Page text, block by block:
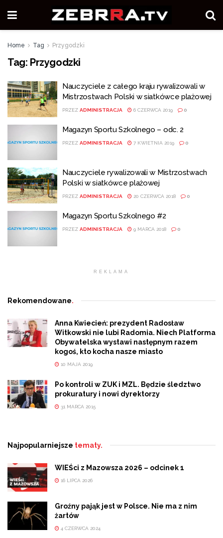
Home Tag Przygodzki
Tag: Przygodzki
Nauczyciele z całego kraju rywalizowali w
Mistrzostwach Polski w siatkówce plażowej
PRZEZ ADMINISTRACJA 6 CZERWCA 2019 0
Magazyn Sportu Szkolnego – odc. 2
PRZEZ ADMINISTRACJA 7 KWIETNIA 2019 0
Nauczyciele rywalizowali w Mistrzostwach
Polski w siatkówce plażowej
PRZEZ ADMINISTRACJA 20 CZERWCA 2018 0
Magazyn Sportu Szkolnego #2
PRZEZ ADMINISTRACJA 9 MARCA 2018 0
REKLAMA
Rekomendowane.
Anna Kwiecień: prezydent Radosław
Witkowski nie lubi Radomia. Niech Platforma
Obywatelska wystawi następnym razem
kogoś, kto kocha nasze miasto
10 MAJA 2019
Po kontroli w ZUK i MZL. Będzie śledztwo
prokuratury i nowi dyrektorzy
31 MARCA 2015
Najpopularniejsze tematy.
WIEŚci z Mazowsza 2026 – odcinek 1
16 LIPCA 2026
Groźny pająk jest w Polsce. Nie ma z nim
żartów
4 CZERWCA 2024